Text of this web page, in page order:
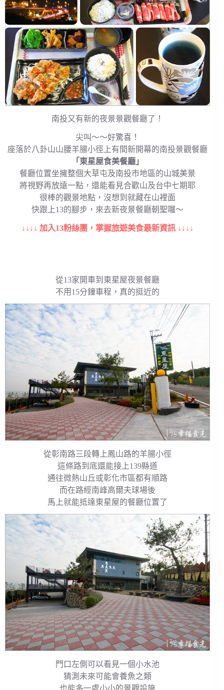
南投又有新的夜景景觀餐廳了！
尖叫～～好驚喜！
座落於八卦山山腰羊腸小徑上有間新開幕的南投景觀餐廳
「東星屋食美餐廳」
餐廳位置坐擁整個大草屯及南投市地區的山城美景
將視野再放遠一點，還能看見合歡山及台中七期耶
很棒的觀景地點，沒想到就藏在山裡面
快跟上13的腳步，來去新夜景餐廳朝聖囉～
↓↓↓↓ 加入13粉絲團，掌握旅遊美食最新資訊 ↓↓↓↓
從13家開車到東星屋夜景餐廳
不用15分鐘車程，真的挺近的
從彰南路三段轉上鳳山路的羊腸小徑
這條路到底還能接上139縣道
通往微熱山丘或彰化市區都有順路
而在路經南峰高爾夫球場後
馬上就能抵達東星屋的餐廳位置了
門口左側可以看見一個小水池
猜測未來可能會養魚之類